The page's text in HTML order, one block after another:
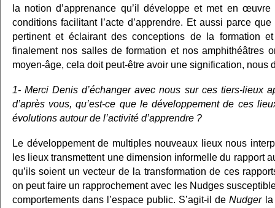
la notion d’apprenance qu’il développe et met en œuvre
conditions facilitant l’acte d’apprendre. Et aussi parce
pertinent et éclairant des conceptions de la formation
finalement nos salles de formation et nos amphithéâtres
moyen-âge, cela doit peut-être avoir une signification,
1- Merci Denis d’échanger avec nous sur ces tiers-lieux
d’après vous, qu’est-ce que le développement de ces
évolutions autour de l’activité d’apprendre ?
Le développement de multiples nouveaux lieux nous
les lieux transmettent une dimension informelle du rapport
qu’ils soient un vecteur de la transformation de ces
on peut faire un rapprochement avec les Nudges
comportements dans l’espace public. S’agit-il deNudgerla